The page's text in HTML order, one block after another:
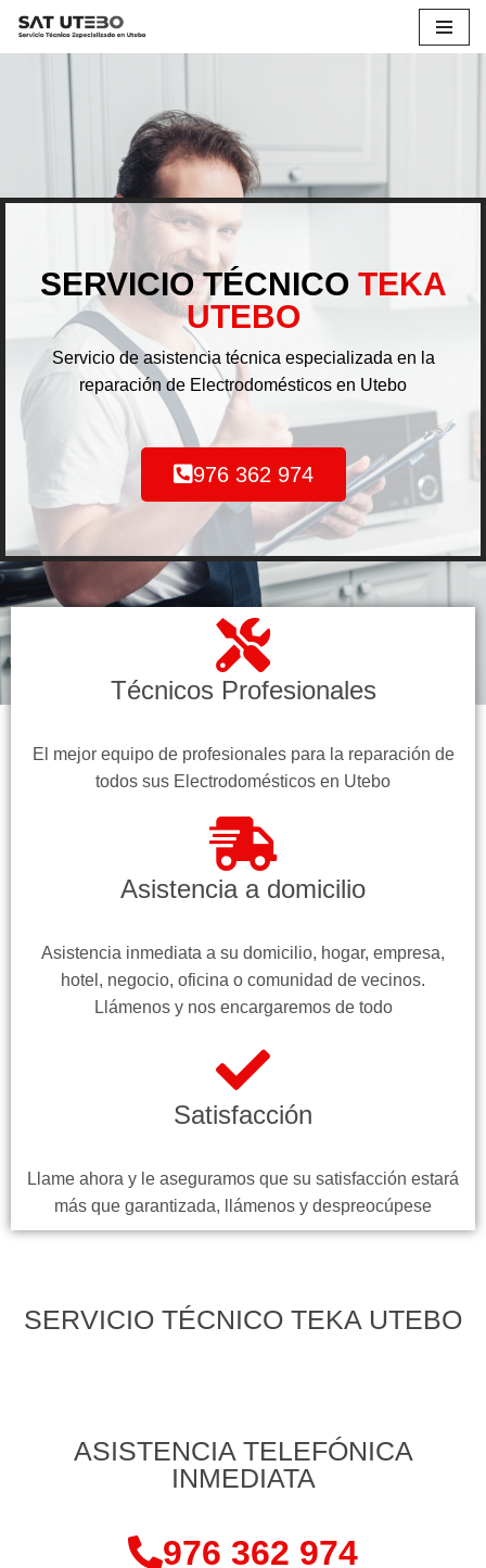
Saltar
SERVICIO TÉCNICO TEKA
UTEBO
Servicio de asistencia técnica especializada en la
reparación de Electrodomésticos en Utebo
976 362 974
Técnicos Profesionales
El mejor equipo de profesionales para la reparación de
todos sus Electrodomésticos en Utebo
Asistencia a domicilio
Asistencia inmediata a su domicilio, hogar, empresa,
hotel, negocio, oficina o comunidad de vecinos.
Llámenos y nos encargaremos de todo
Satisfacción
Llame ahora y le aseguramos que su satisfacción estará
más que garantizada, llámenos y despreocúpese
SERVICIO TÉCNICO TEKA UTEBO
ASISTENCIA TELEFÓNICA
INMEDIATA
976 362 974